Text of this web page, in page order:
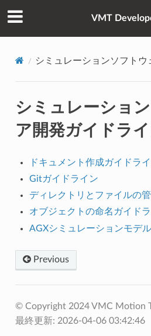
VMT
シミュレーションソフト
シミュレーショ
ア開発ガイドラ
ドキュメント作成ガイドラ
Gitガイドライン
ディレクトリとファイルの
オブジェクトの命名ガイド
AGXシミュレーションモデ
Previous
© Copyright 2024 VMC Motion
最終更新: 2026-04-06 03:42:46